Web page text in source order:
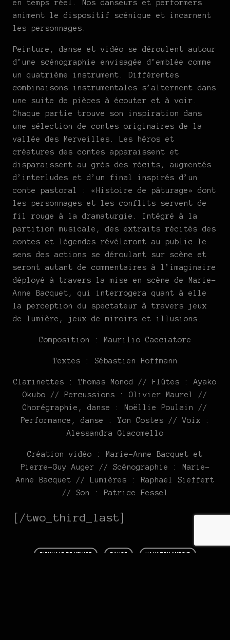
en temps réel. Nos danseurs et performers
animent le dispositif scénique et incarnent
les personnages.
Peinture, danse et vidéo se déroulent autour
d’une scénographie envisagée d’emblée comme
un quatrième instrument. Différentes
combinaisons instrumentales s’alternent dans
une suite de pièces à écouter et à voir.
Chaque partie trouve son inspiration dans
une sélection de contes originaires de la
vallée des Merveilles. Les héros et
créatures des contes apparaissent et
disparaissent au grès des récits, augmentés
d’interludes et d’un final inspirés d’un
conte pastoral : «Histoire de pâturage» dont
les personnages et les conflits servent de
fil rouge à la dramaturgie. Intégré à la
partition musicale, des extraits récités des
contes et légendes révéleront au public le
sens des actions se déroulant sur scène et
seront autant de commentaires à l’imaginaire
déployé à travers la mise en scène de Marie-
Anne Bacquet, qui interrogera quant à elle
la perception du spectateur à travers jeux
de lumière, jeux de miroirs et illusions.
Composition : Maurilio Cacciatore
Textes : Sébastien Hoffmann
Clarinettes : Thomas Monod // Flûtes : Ayako
Okubo // Percussions : Olivier Maurel //
Chorégraphie, danse : Noëllie Poulain //
Performance, danse : Yon Costes // Voix :
Alessandra Giacomello
Création vidéo : Marie-Anne Bacquet et
Pierre-Guy Auger // Scénographie : Marie-
Anne Bacquet // Lumières : Raphaël Sieffert
// Son : Patrice Fessel
[/two_third_last]
BIENNALE DE VENISE DANSE HANATSU MIROIR